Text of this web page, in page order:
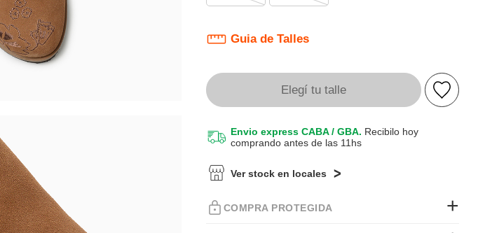
Guia de Talles
Elegí tu talle
Envio express CABA / GBA. Recibilo hoy
comprando antes de las 11hs
Ver stock en locales
COMPRA PROTEGIDA